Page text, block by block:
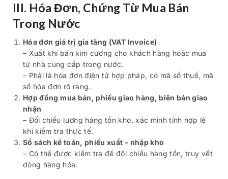
III. Hóa Đơn, Chứng Từ Mua Bán
Trong Nước
Hóa đơn giá trị gia tăng (VAT Invoice)
– Xuất khi bán kim cương cho khách hàng hoặc mua
từ nhà cung cấp trong nước.
– Phải là hóa đơn điện tử hợp pháp, có mã số thuế, mã
số hóa đơn rõ ràng.
Hợp đồng mua bán, phiếu giao hàng, biên bản giao
nhận
– Đối chiếu lượng hàng tồn kho, xác minh tính hợp lệ
khi kiểm tra thực tế.
Sổ sách kế toán, phiếu xuất – nhập kho
– Có thể được kiểm tra để đối chiếu hàng tồn, truy vết
dòng hàng hóa.